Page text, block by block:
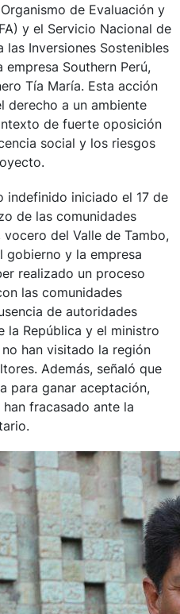
de Evaluación y
y el Servicio Nacional de
Inversiones Sostenibles
Southern Perú,
Tía María. Esta acción
derecho a un ambiente
de fuerte oposición
social y los riesgos
indefinido iniciado el 17 de
de las comunidades
del Valle de Tambo,
gobierno y la empresa
realizado un proceso
las comunidades
de autoridades
la República y el ministro
han visitado la región
Además, señaló que
para ganar aceptación,
fracasado ante la